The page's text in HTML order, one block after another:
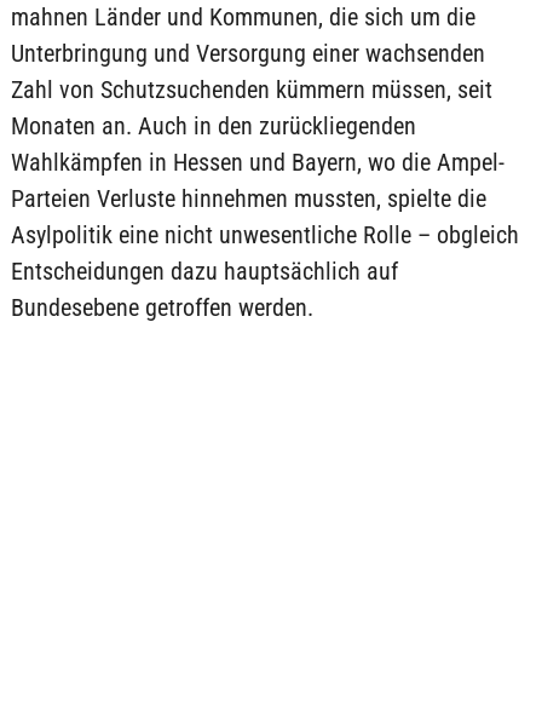
mahnen Länder und Kommunen, die sich um die
Unterbringung und Versorgung einer wachsenden
Zahl von Schutzsuchenden kümmern müssen, seit
Monaten an. Auch in den zurückliegenden
Wahlkämpfen in Hessen und Bayern, wo die Ampel-
Parteien Verluste hinnehmen mussten, spielte die
Asylpolitik eine nicht unwesentliche Rolle – obgleich
Entscheidungen dazu hauptsächlich auf
Bundesebene getroffen werden.